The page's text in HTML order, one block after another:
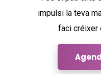
impulsi la teva
faci créixer